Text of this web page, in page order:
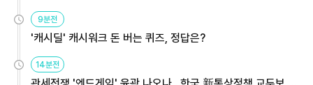
9분전
'캐시딜' 캐시워크 돈 버는 퀴즈, 정답은?
14분전